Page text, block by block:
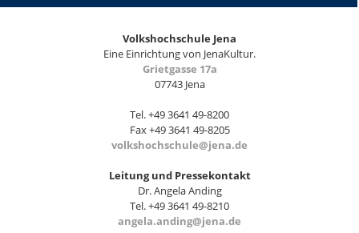
Volkshochschule Jena
Eine Einrichtung von JenaKultur.
Grietgasse 17a
07743 Jena
Tel. +49 3641 49-8200
Fax +49 3641 49-8205
volkshochschule@jena.de
Leitung und Pressekontakt
Dr. Angela Anding
Tel. +49 3641 49-8210
angela.anding@jena.de